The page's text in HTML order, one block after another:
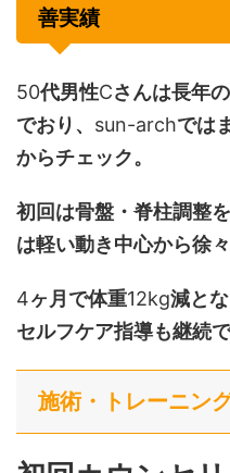
善実績
50代男性Cさんは長年
でおり、 sun-archでは
からチェック。
初回は骨盤・脊柱調整
は軽い動き中心から徐々
4ヶ月で体重12kg減と
セルフケア指導も継続
施術・トレーニン